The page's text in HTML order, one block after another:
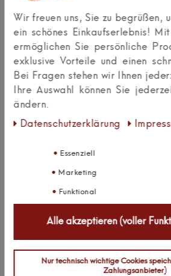
Bewertungssterne
5
von
5
4
von
5
3
von
5
2
von
5
1
von
5
Ihr
Anzeigename
(optional)
Platzhalter
Textbewertung
Zuletzt angesehen:
Wir freuen uns, Sie zu begrüßen,
ein schönes Einkaufserlebnis!
ermöglichen Sie persönliche
exklusive Vorteile und einen
Bei Fragen stehen wir Ihnen
Ihre Auswahl können Sie
ändern.
Daten­schutz­erklärung
Essenziell
Marketing
Funktional
Alle akzeptieren (voller
Nur technisch wichtige Cookies
Zahlungsanbieter)